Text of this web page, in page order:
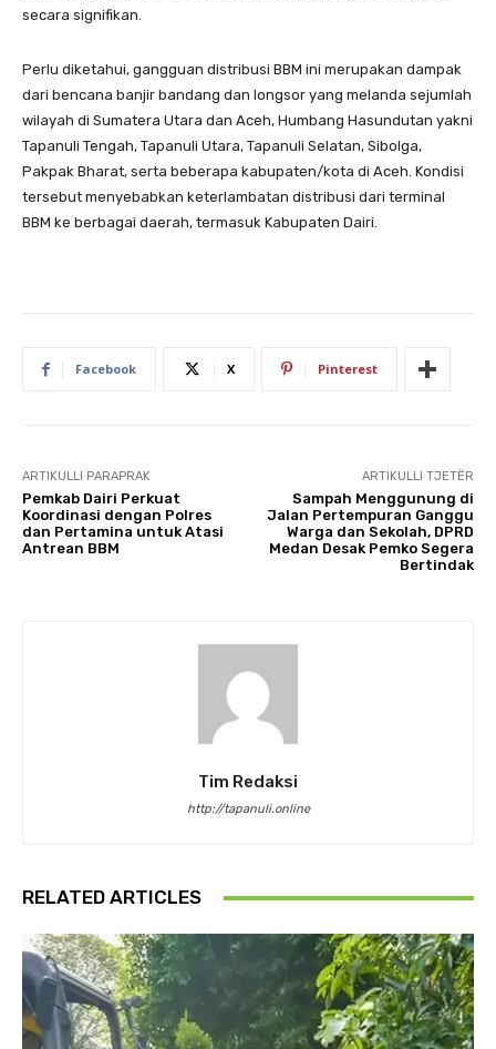
secara signifikan.
Perlu diketahui, gangguan distribusi BBM ini merupakan dampak
dari bencana banjir bandang dan longsor yang melanda sejumlah
wilayah di Sumatera Utara dan Aceh, Humbang Hasundutan yakni
Tapanuli Tengah, Tapanuli Utara, Tapanuli Selatan, Sibolga,
Pakpak Bharat, serta beberapa kabupaten/kota di Aceh. Kondisi
tersebut menyebabkan keterlambatan distribusi dari terminal
BBM ke berbagai daerah, termasuk Kabupaten Dairi.
Facebook X Pinterest
ARTIKULLI PARAPRAK
Pemkab Dairi Perkuat
Koordinasi dengan Polres
dan Pertamina untuk Atasi
Antrean BBM
ARTIKULLI TJETËR
Sampah Menggunung di
Jalan Pertempuran Ganggu
Warga dan Sekolah, DPRD
Medan Desak Pemko Segera
Bertindak
Tim Redaksi
http://tapanuli.online
RELATED ARTICLES